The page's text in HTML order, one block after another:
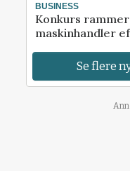
BUSINESS
Konkurs
maskinhandler
Se flere